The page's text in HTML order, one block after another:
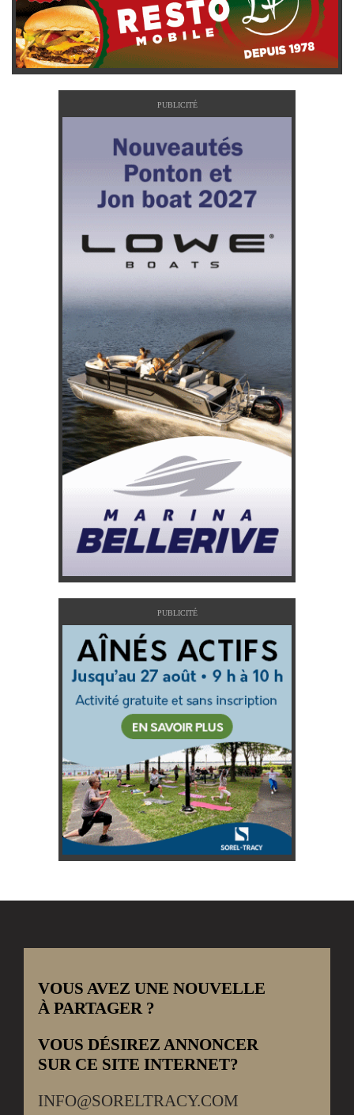
PUBLICITÉ
PUBLICITÉ
VOUS AVEZ UNE NOUVELLE
À PARTAGER ?
VOUS DÉSIREZ ANNONCER
SUR CE SITE INTERNET?
INFO@SORELTRACY.COM